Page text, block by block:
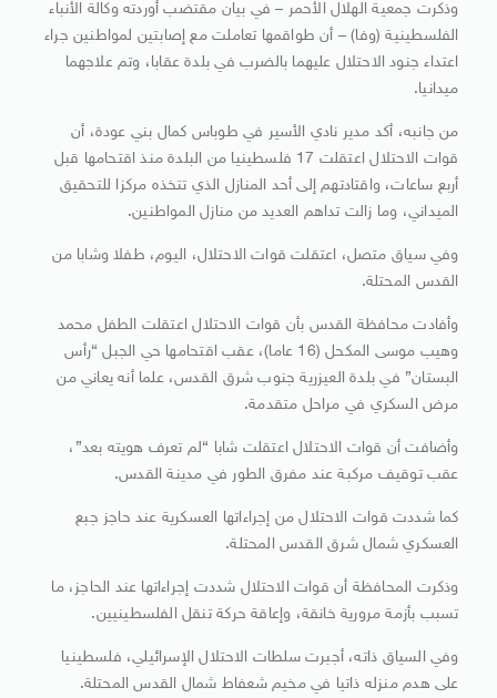
وذكرت جمعية الهلال الأحمر – في بيان مقتضب أوردته وكالة الأنباء
الفلسطينية (وفا) – أن طواقمها تعاملت مع إصابتين لمواطنين جراء
اعتداء جنود الاحتلال عليهما بالضرب في بلدة عقابا، وتم علاجهما
ميدانيا.
من جانبه، أكد مدير نادي الأسير في طوباس كمال بني عودة، أن
قوات الاحتلال اعتقلت 17 فلسطينيا من البلدة منذ اقتحامها قبل
أربع ساعات، واقتادتهم إلى أحد المنازل الذي تتخذه مركزا للتحقيق
الميداني، وما زالت تداهم العديد من منازل المواطنين.
وفي سياق متصل، اعتقلت قوات الاحتلال، اليوم، طفلا وشابا من
القدس المحتلة.
وأفادت محافظة القدس بأن قوات الاحتلال اعتقلت الطفل محمد
وهيب موسى المكحل (16 عاما)، عقب اقتحامها حي الجبل “رأس
البستان” في بلدة العيزرية جنوب شرق القدس، علما أنه يعاني من
مرض السكري في مراحل متقدمة.
وأضافت أن قوات الاحتلال اعتقلت شابا “لم تعرف هويته بعد”،
عقب توقيف مركبة عند مفرق الطور في مدينة القدس.
كما شددت قوات الاحتلال من إجراءاتها العسكرية عند حاجز جبع
العسكري شمال شرق القدس المحتلة.
وذكرت المحافظة أن قوات الاحتلال شددت إجراءاتها عند الحاجز، ما
تسبب بأزمة مرورية خانقة، وإعاقة حركة تنقل الفلسطينيين.
وفي السياق ذاته، أجبرت سلطات الاحتلال الإسرائيلي، فلسطينيا
على هدم منزله ذاتيا في مخيم شعفاط شمال القدس المحتلة.